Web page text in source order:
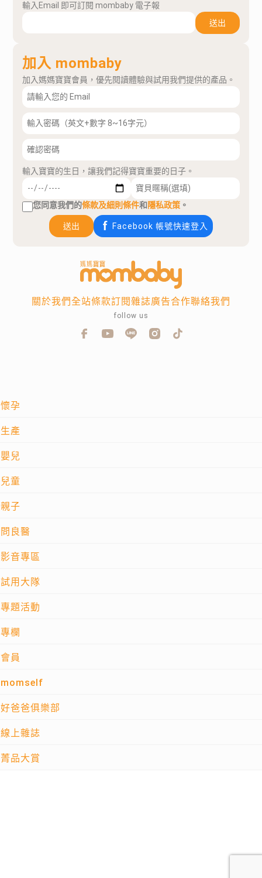
輸入Email 即可訂閱 mombaby 電子報
送出
加入 mombaby
加入媽媽寶寶會員，優先閱讀體驗與試用我們提供的產品。
輸入寶寶的生日，讓我們記得寶寶重要的日子。
您同意我們的條款及細則條件和隱私政策 。
送出 Facebook 帳號快速登入
懷孕
生產
嬰兒
兒童
親子
問良醫
影音專區
試用大隊
專題活動
專欄
會員
momself
好爸爸俱樂部
線上雜誌
菁品大賞
關於我們全站條款訂閱雜誌廣告合作聯絡我們
follow us